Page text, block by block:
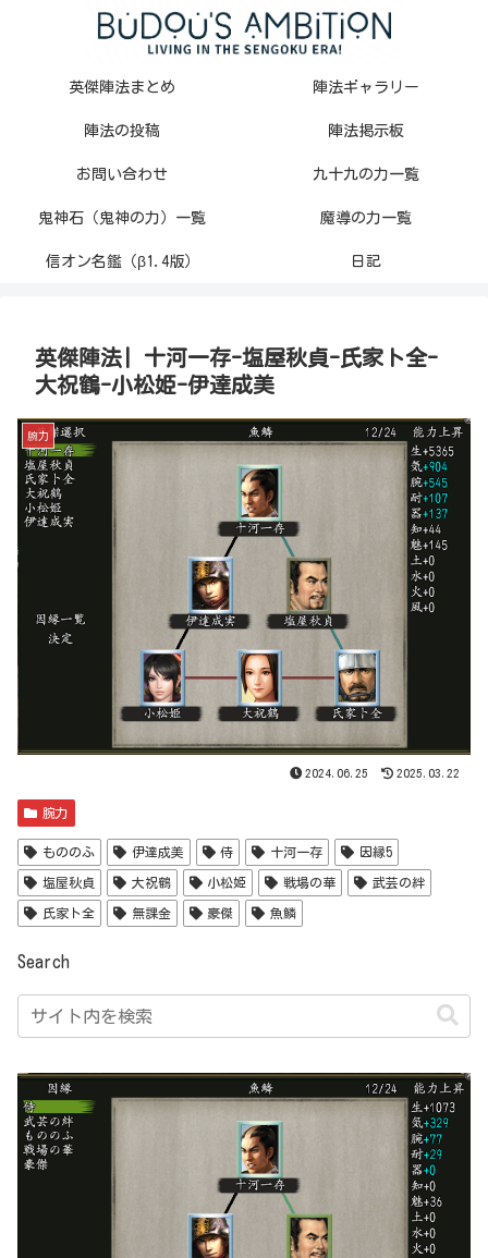
英傑陣法まとめ 陣法ギャラリー
陣法の投稿 陣法掲示板
お問い合わせ 九十九の力一覧
鬼神石（鬼神の力）一覧 魔導の力一覧
信オン名鑑（β1.4版） 日記
英傑陣法| 十河一存-塩屋秋貞-氏家ト全-
大祝鶴-小松姫-伊達成美
腕力
2024.06.25 2025.03.22
腕力
もののふ 伊達成美 侍 十河一存 因縁5
塩屋秋貞 大祝鶴 小松姫 戦場の華 武芸の絆
氏家ト全 無課金 豪傑 魚鱗
Search